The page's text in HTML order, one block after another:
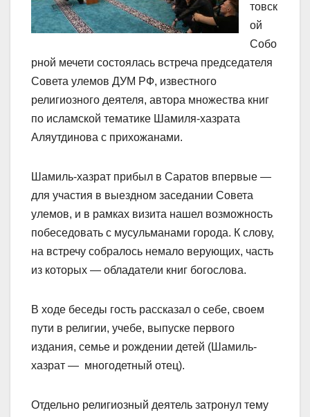
товск
ой
Собо
рной мечети состоялась встреча председателя
Совета улемов ДУМ РФ, известного
религиозного деятеля, автора множества книг
по исламской тематике Шамиля-хазрата
Аляутдинова с прихожанами.
Шамиль-хазрат прибыл в Саратов впервые —
для участия в выездном заседании Совета
улемов, и в рамках визита нашел возможность
побеседовать с мусульманами города. К слову,
на встречу собралось немало верующих, часть
из которых — обладатели книг богослова.
В ходе беседы гость рассказал о себе, своем
пути в религии, учебе, выпуске первого
издания, семье и рождении детей (Шамиль-
хазрат — многодетный отец).
Отдельно религиозный деятель затронул тему